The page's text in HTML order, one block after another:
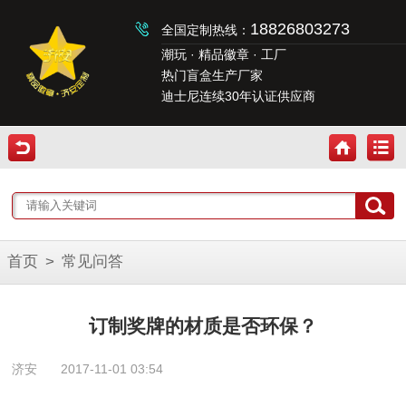
全国定制热线： 18826803273
潮玩 · 精品徽章 · 工厂
热门盲盒生产厂家
迪士尼连续30年认证供应商
首页 > 常见问答
订制奖牌的材质是否环保？
济安 2017-11-01 03:54